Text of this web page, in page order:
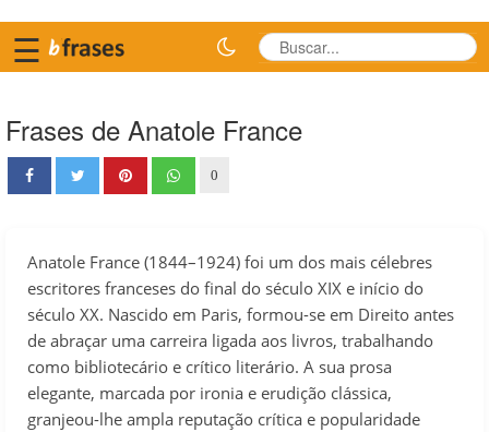
☰
Frases de Anatole France
0
Anatole France (1844–1924) foi um dos mais célebres
escritores franceses do final do século XIX e início do
século XX. Nascido em Paris, formou-se em Direito antes
de abraçar uma carreira ligada aos livros, trabalhando
como bibliotecário e crítico literário. A sua prosa
elegante, marcada por ironia e erudição clássica,
granjeou-lhe ampla reputação crítica e popularidade